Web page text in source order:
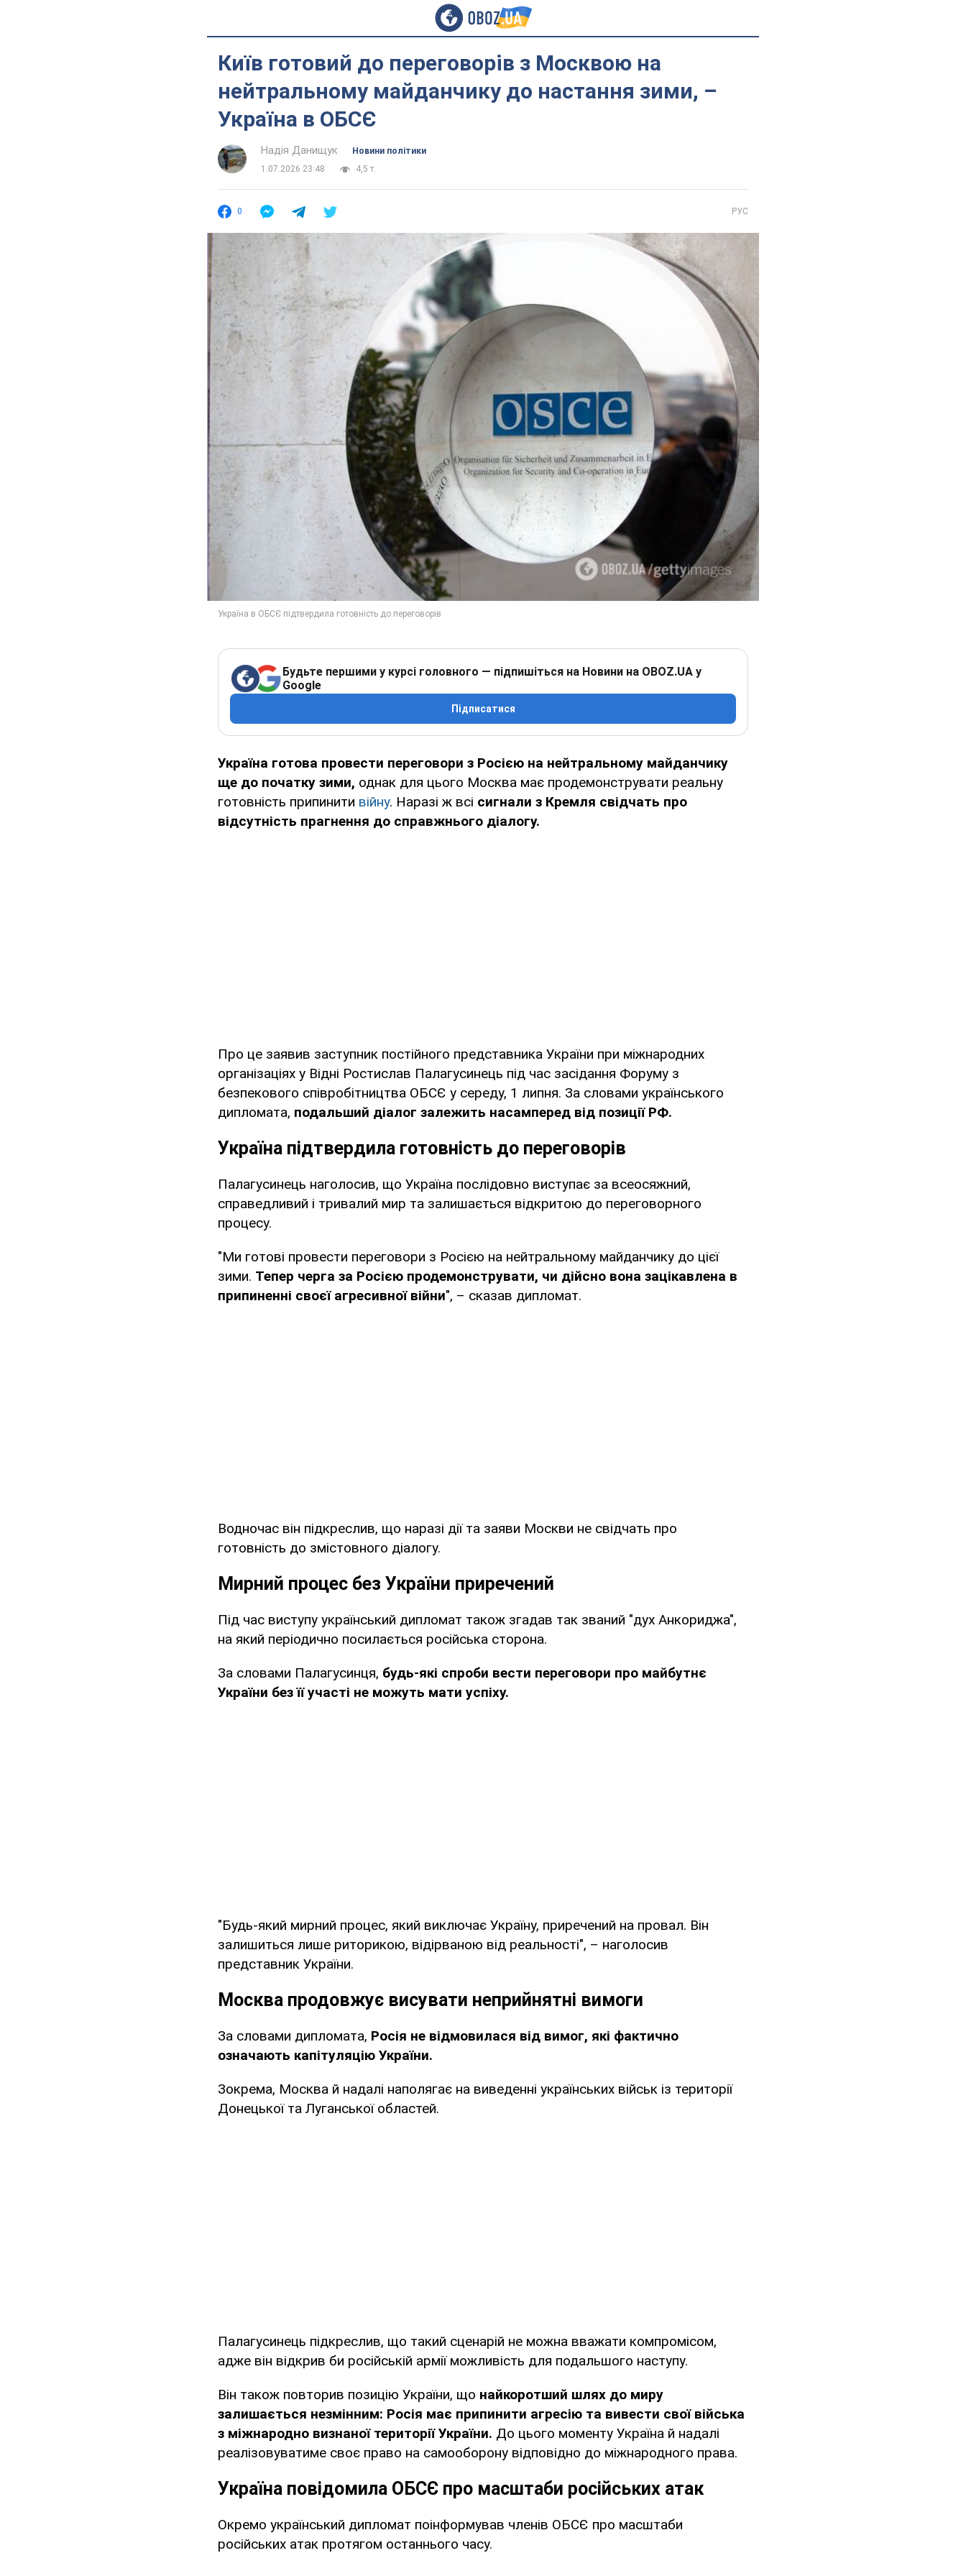
Київ готовий до переговорів з Москвою на
нейтральному майданчику до настання зими, –
Україна в ОБСЄ
Надія Данищук
Новини політики
1.07.2026 23:48
4,5 т.
0 РУС
Будьте першими у курсі головного — підпишіться на Новини на OBOZ.UA у
Google
Підписатися
Україна готова провести переговори з Росією на нейтральному майданчику
ще до початку зими, однак для цього Москва має продемонструвати реальну
готовність припинити війну. Наразі ж всі сигнали з Кремля свідчать про
відсутність прагнення до справжнього діалогу.
Про це заявив заступник постійного представника України при міжнародних
організаціях у Відні Ростислав Палагусинець під час засідання Форуму з
безпекового співробітництва ОБСЄ у середу, 1 липня. За словами українського
дипломата, подальший діалог залежить насамперед від позиції РФ.
Україна підтвердила готовність до переговорів
Палагусинець наголосив, що Україна послідовно виступає за всеосяжний,
справедливий і тривалий мир та залишається відкритою до переговорного
процесу.
"Ми готові провести переговори з Росією на нейтральному майданчику до цієї
зими. Тепер черга за Росією продемонструвати, чи дійсно вона зацікавлена в
припиненні своєї агресивної війни", – сказав дипломат.
Водночас він підкреслив, що наразі дії та заяви Москви не свідчать про
готовність до змістовного діалогу.
Мирний процес без України приречений
Під час виступу український дипломат також згадав так званий "дух Анкориджа",
на який періодично посилається російська сторона.
За словами Палагусинця, будь-які спроби вести переговори про майбутнє
України без її участі не можуть мати успіху.
"Будь-який мирний процес, який виключає Україну, приречений на провал. Він
залишиться лише риторикою, відірваною від реальності", – наголосив
представник України.
Москва продовжує висувати неприйнятні вимоги
За словами дипломата, Росія не відмовилася від вимог, які фактично
означають капітуляцію України.
Зокрема, Москва й надалі наполягає на виведенні українських військ із території
Донецької та Луганської областей.
Палагусинець підкреслив, що такий сценарій не можна вважати компромісом,
адже він відкрив би російській армії можливість для подальшого наступу.
Він також повторив позицію України, що найкоротший шлях до миру
залишається незмінним: Росія має припинити агресію та вивести свої війська
з міжнародно визнаної території України. До цього моменту Україна й надалі
реалізовуватиме своє право на самооборону відповідно до міжнародного права.
Україна повідомила ОБСЄ про масштаби російських атак
Окремо український дипломат поінформував членів ОБСЄ про масштаби
російських атак протягом останнього часу.